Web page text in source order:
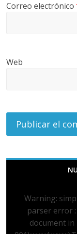
Correo electrónico
Web
Warning:
parser error
document in